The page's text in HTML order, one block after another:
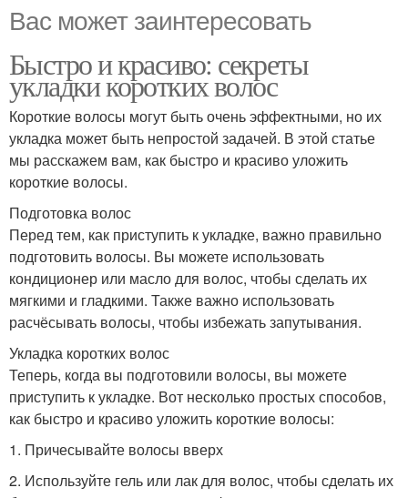
Вас может заинтересовать
Быстро и красиво: секреты
укладки коротких волос
Короткие волосы могут быть очень эффектными, но их
укладка может быть непростой задачей. В этой статье
мы расскажем вам, как быстро и красиво уложить
короткие волосы.
Подготовка волос
Перед тем, как приступить к укладке, важно правильно
подготовить волосы. Вы можете использовать
кондиционер или масло для волос, чтобы сделать их
мягкими и гладкими. Также важно использовать
расчёсывать волосы, чтобы избежать запутывания.
Укладка коротких волос
Теперь, когда вы подготовили волосы, вы можете
приступить к укладке. Вот несколько простых способов,
как быстро и красиво уложить короткие волосы:
1. Причесывайте волосы вверх
2. Используйте гель или лак для волос, чтобы сделать их